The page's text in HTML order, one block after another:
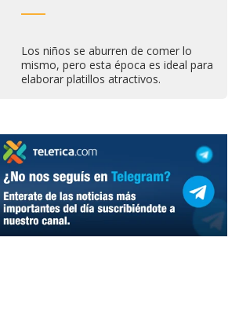
Los niños se aburren de comer lo
mismo, pero esta época es ideal para
elaborar platillos atractivos.